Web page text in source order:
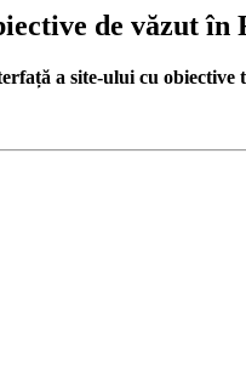
de văzut în
a site-ului cu obiective